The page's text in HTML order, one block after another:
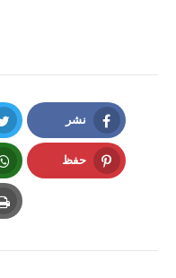
نشر
Facebook
حفظ